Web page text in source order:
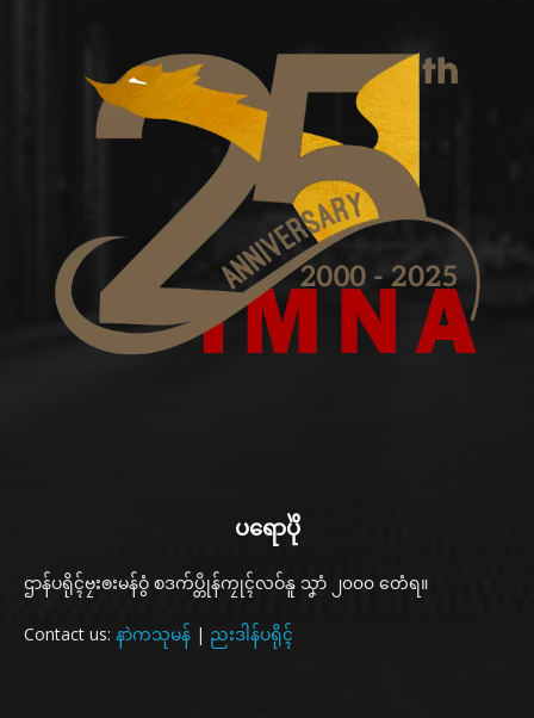
ပရောပိုဲ
ဌာန်ပရိုၚ်ဗၠးၜးမန်ဝွံ စဒက်ပ္တိုန်ကၠုၚ်လဝ်နူ သၞာံ ၂၀၀၀ တေံရ။
Contact us: နာဲကသုမန် | ညးဒါန်ပရိုၚ်